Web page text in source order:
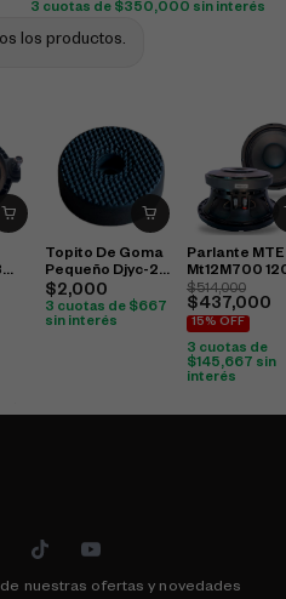
3 cuotas de $350,000 sin interés
los productos.
Topito De Goma
Pequeño Djyc-20-
2
$2,000
3 cuotas de $667
sin interés
Parlante MTE
Mt12M700
$514,000
$437,000
15% OFF
3 cuotas de
$145,667 sin
interés
nuestras ofertas y novedades